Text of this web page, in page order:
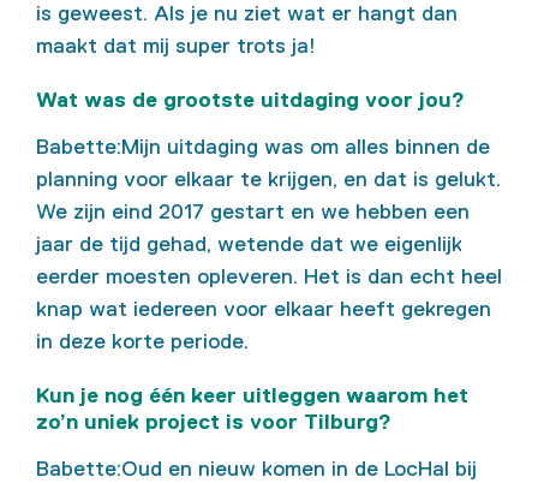
is geweest. Als je nu ziet wat er hangt dan
maakt dat mij super trots ja!
Wat was de grootste uitdaging voor jou?
Babette:Mijn uitdaging was om alles binnen de
planning voor elkaar te krijgen, en dat is gelukt.
We zijn eind 2017 gestart en we hebben een
jaar de tijd gehad, wetende dat we eigenlijk
eerder moesten opleveren. Het is dan echt heel
knap wat iedereen voor elkaar heeft gekregen
in deze korte periode.
Kun je nog één keer uitleggen waarom het
zo’n uniek project is voor Tilburg?
Babette:Oud en nieuw komen in de LocHal bij